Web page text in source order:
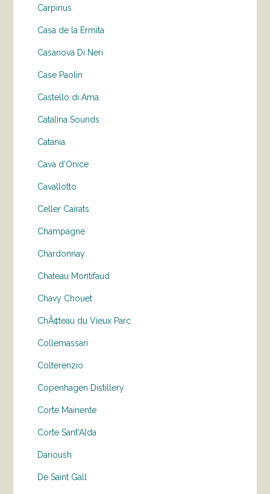
Carpinus
Casa de la Ermita
Casanova Di Neri
Case Paolin
Castello di Ama
Catalina Sounds
Catania
Cava d'Onice
Cavallotto
Celler Cairats
Champagne
Chardonnay
Chateau Montifaud
Chavy Chouet
ChÃ¢teau du Vieux Parc
Collemassari
Colterenzio
Copenhagen Distillery
Corte Mainente
Corte Sant'Alda
Darioush
De Saint Gall